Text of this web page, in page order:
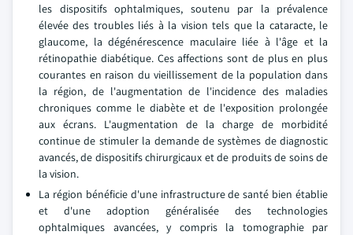
les dispositifs ophtalmiques, soutenu par la prévalence
élevée des troubles liés à la vision tels que la cataracte, le
glaucome, la dégénérescence maculaire liée à l'âge et la
rétinopathie diabétique. Ces affections sont de plus en plus
courantes en raison du vieillissement de la population dans
la région, de l'augmentation de l'incidence des maladies
chroniques comme le diabète et de l'exposition prolongée
aux écrans. L'augmentation de la charge de morbidité
continue de stimuler la demande de systèmes de diagnostic
avancés, de dispositifs chirurgicaux et de produits de soins de
la vision.
La région bénéficie d'une infrastructure de santé bien établie
et d'une adoption généralisée des technologies
ophtalmiques avancées, y compris la tomographie par